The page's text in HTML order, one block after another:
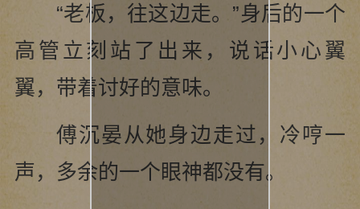
“老板，往这边走。”身后的一个
高管立刻站了出来，说话小心翼
翼，带着讨好的意味。
傅沉晏从她身边走过，冷哼一
声，多余的一个眼神都没有。